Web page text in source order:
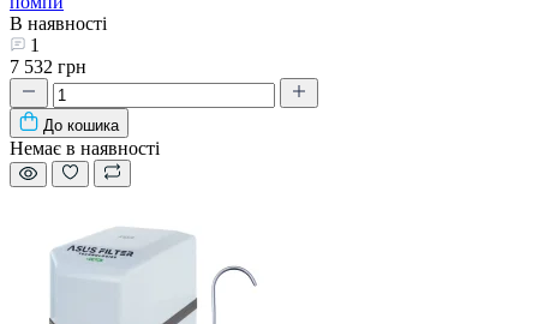
В наявності
1
7 532 грн
До кошика
Немає в наявності